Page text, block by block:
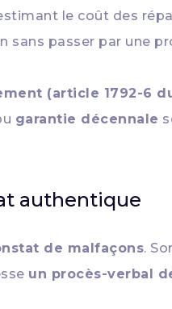
le coût des
sans passer par une
(article 1792-6
garantie décennale
authentique
de malfaçons.
un procès-verbal